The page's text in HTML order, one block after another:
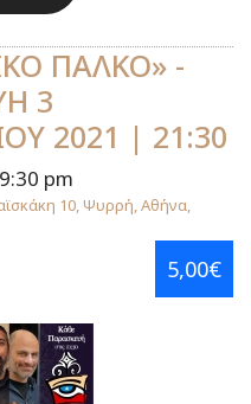
ΠΑΛΚΟ» -
3
2021 | 21:30
9:30 pm
10, Ψυρρή, Αθήνα,
5,00€